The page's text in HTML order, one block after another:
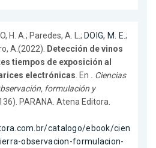
H. A.; Paredes, A. L.; DOIG, M. E.;
A.(2022). Detección de vinos
tiempos de exposición al
electrónicas. En . Ciencias
formulación y
PARANA. Atena Editora.
catalogo/ebook/cien
observacion-formulacion-